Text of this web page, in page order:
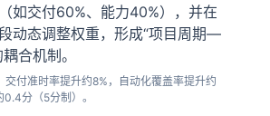
如交付60%、能力40%），并在
动态调整权重，形成“项目周期—
合机制。
交付准时率提升约8%，自动化覆盖率提升约
分（5分制）。